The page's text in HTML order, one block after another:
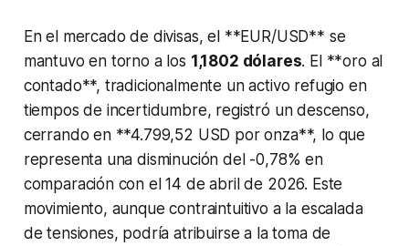
En el mercado de divisas, el **EUR/USD** se
mantuvo en torno a los 1,1802 dólares. El **oro al
contado**, tradicionalmente un activo refugio en
tiempos de incertidumbre, registró un descenso,
cerrando en **4.799,52 USD por onza**, lo que
representa una disminución del -0,78% en
comparación con el 14 de abril de 2026. Este
movimiento, aunque contraintuitivo a la escalada
de tensiones, podría atribuirse a la toma de